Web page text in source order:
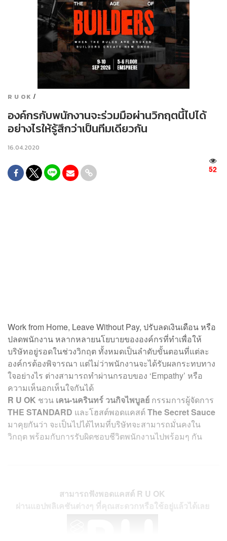
R U OK /
องค์กรกับพนักงานจะร่วมมือผ่านวิกฤตนี้ไปได้
อย่างไรให้รู้สึกว่าเป็นทีมเดียวกัน
16.04.2020
52
Work from Home, Leave Without Pay, ปรับลดเงินเดือน หรือ
ปลดพนักงาน หลากหลายนโยบายขององค์กรที่ทำเพื่อให้
บริษัทอยู่รอดในช่วงวิกฤต ทั้งหมดเป็นลำดับขั้นตอนที่แต่ละ
องค์กรต้องพิจารณา แต่ไม่ว่าพนักงานจะได้รับผลกระทบทาง
ใจอย่างไร ต่างสามารถทำผ่านกรอบของ ‘Empathy’ หรือ
ความเห็นอกเห็นใจกันได้
R U OK ชวน เคน-นครินทร์ วนกิจไพบูลย์ กรรมการผู้จัดการ
THE STANDARD และโฮสต์พอดแคสต์ The Secret Sauce
มาคุยกันว่า จะเป็นไปได้ไหมที่บริษัทจะสามารถมั่นคงใน
วิกฤต พร้อมกับการรับผิดชอบชีวิตพนักงานไปพร้อมๆ กัน
สามารถฟังพอดแคสต์ R U OK
ผ่านแอปพลิเคชันต่างๆ ที่คุณสะดวกหรือใช้อยู่แล้วได้เลย